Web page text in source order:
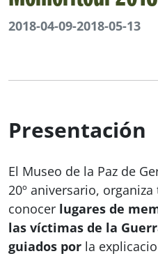
2018-04-09-2018-05-13
Presentación
El Museo de la Paz de
20º aniversario,
conocer lugares de
las víctimas de la
guiados por la